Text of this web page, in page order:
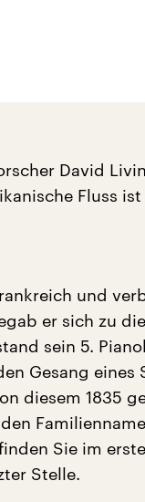
David
Fluss
und
er sich zu
sein 5.
Gesang eines
diesem 1835
Sie im
Stelle.